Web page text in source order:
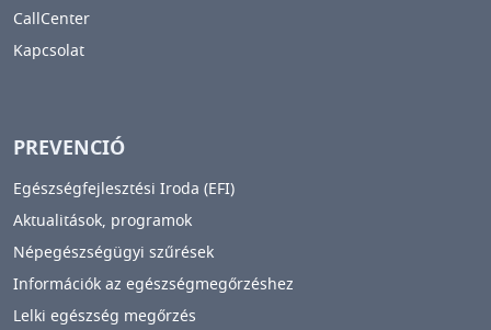
CallCenter
Kapcsolat
PREVENCIÓ
Egészségfejlesztési Iroda (EFI)
Aktualitások, programok
Népegészségügyi szűrések
Információk az egészségmegőrzéshez
Lelki egészség megőrzés